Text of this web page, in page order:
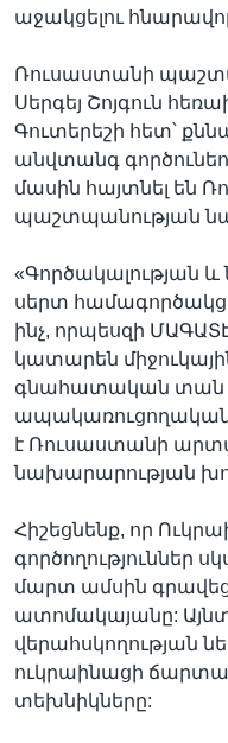
աջակցելու
Ռուսաստանի
Սերգեյ Շոյգուն
Գուտերեշի հետ՝
անվտանգ
մասին հայտնել են
պաշտպանության
«Գործակալության
սերտ
ինչ, որպեսզի
կատարեն
գնահատական տան
ապակառուցողական
է Ռուսաստանի
նախարարության
Հիշեցնենք, որ
գործողություններ
մարտ ամսին
ատոմակայանը:
վերահսկողության
ուկրաինացի
տեխնիկները: